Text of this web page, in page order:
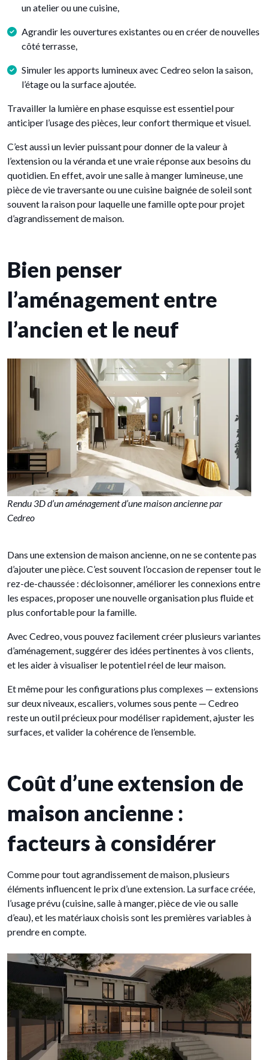
un atelier ou une cuisine,
Agrandir les ouvertures existantes ou en créer de nouvelles
côté terrasse,
Simuler les apports lumineux avec Cedreo selon la saison,
l’étage ou la surface ajoutée.
Travailler la lumière en phase esquisse est essentiel pour
anticiper l’usage des pièces, leur confort thermique et visuel.
C’est aussi un levier puissant pour donner de la valeur à
l’extension ou la véranda et une vraie réponse aux besoins du
quotidien. En effet, avoir une salle à manger lumineuse, une
pièce de vie traversante ou une cuisine baignée de soleil sont
souvent la raison pour laquelle une famille opte pour projet
d’agrandissement de maison.
Bien penser
l’aménagement entre
l’ancien et le neuf
Rendu 3D d’un aménagement d’une maison ancienne par
Cedreo
Dans une extension de maison ancienne, on ne se contente pas
d’ajouter une pièce. C’est souvent l’occasion de repenser tout le
rez-de-chaussée : décloisonner, améliorer les connexions entre
les espaces, proposer une nouvelle organisation plus fluide et
plus confortable pour la famille.
Avec Cedreo, vous pouvez facilement créer plusieurs variantes
d’aménagement, suggérer des idées pertinentes à vos clients,
et les aider à visualiser le potentiel réel de leur maison.
Et même pour les configurations plus complexes — extensions
sur deux niveaux, escaliers, volumes sous pente — Cedreo
reste un outil précieux pour modéliser rapidement, ajuster les
surfaces, et valider la cohérence de l’ensemble.
Coût d’une extension de
maison ancienne :
facteurs à considérer
Comme pour tout agrandissement de maison, plusieurs
éléments influencent le prix d’une extension. La surface créée,
l’usage prévu (cuisine, salle à manger, pièce de vie ou salle
d’eau), et les matériaux choisis sont les premières variables à
prendre en compte.